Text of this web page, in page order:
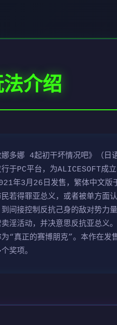
介绍
娜多娜 4起初干坏情况吧》（
行于PC平台，为ALICESOFT
年3月26日发售，繁体中文
若得罪亚总义，或者被单方面
到间接控制反抗己身的敌对势力
卖淫活动，并决意思反抗亚总义
“真正的赛博朋克”。本作在发
奖项。